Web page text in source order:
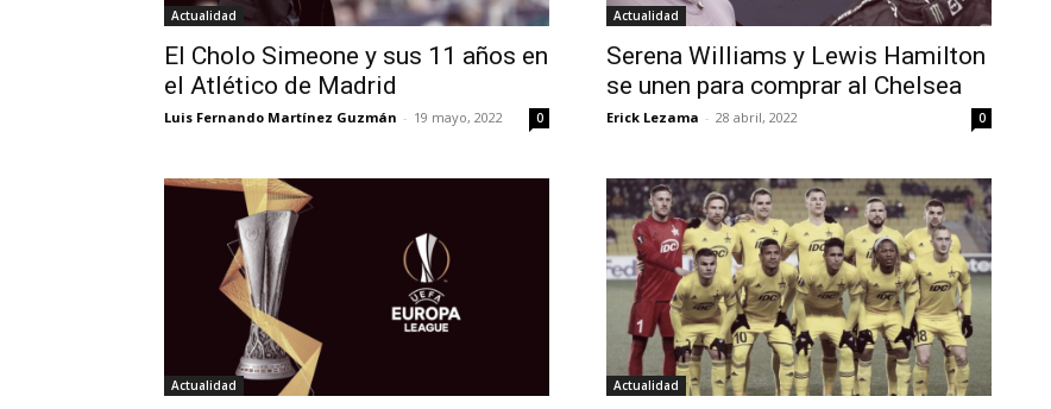
Actualidad
El Cholo Simeone y sus 11 años en
el Atlético de Madrid
Luis Fernando Martínez Guzmán - 19 mayo, 2022 0
Actualidad
Serena Williams y Lewis Hamilton
se unen para comprar al Chelsea
Erick Lezama - 28 abril, 2022 0
Actualidad Actualidad